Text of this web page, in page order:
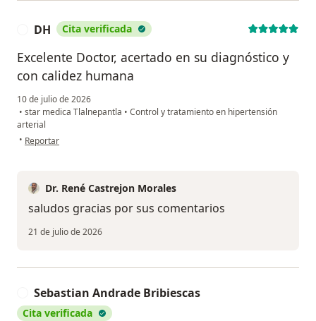
DH Cita verificada
Excelente Doctor, acertado en su diagnóstico y
con calidez humana
10 de julio de 2026
• star medica Tlalnepantla • Control y tratamiento en hipertensión
arterial
• en opinión del usuario DH
Reportar
Dr. René Castrejon Morales
saludos gracias por sus comentarios
21 de julio de 2026
Sebastian Andrade Bribiescas
Cita verificada